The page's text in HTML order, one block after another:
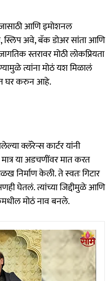
आणि इमोशनल
अवे, बॅक डोअर सांता आणि
स्तरावर मोठी लोकप्रियता
त्यांना मोठं यश मिळालं
घर करुन आहे.
क्लॅरेन्स कार्टर यांनी
या अडचणींवर मात करत
निर्माण केली. ते स्वतः गिटार
घेतलं. त्यांच्या जिद्दीमुळे आणि
मोठं नाव बनले.